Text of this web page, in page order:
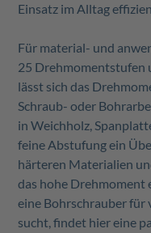
Einsatz im Alltag
Für material- und
25 Drehmomentstufen
lässt sich das
Schraub- oder
in Weichholz,
feine Abstufung ein
härteren Materialien
das hohe Drehmoment
eine Bohrschrauber für
sucht, findet hier eine